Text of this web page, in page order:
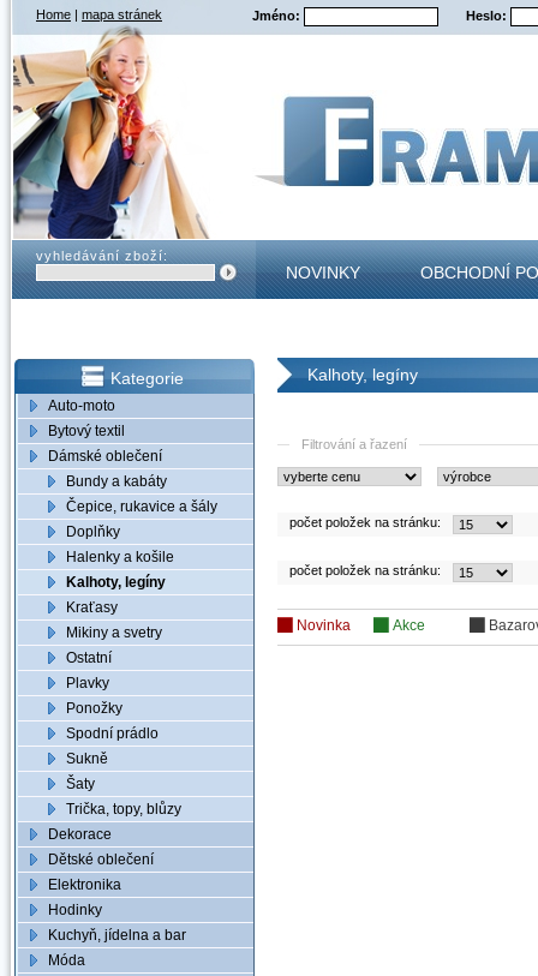
Home | mapa stránek Jméno: Heslo:
vyhledávání zboží:
NOVINKY OBCHODNÍ
Kategorie
Auto-moto
Bytový textil
Dámské oblečení
Bundy a kabáty
Čepice, rukavice a šály
Doplňky
Halenky a košile
Kalhoty, legíny
Kraťasy
Mikiny a svetry
Ostatní
Plavky
Ponožky
Spodní prádlo
Sukně
Šaty
Trička, topy, blůzy
Dekorace
Dětské oblečení
Elektronika
Hodinky
Kuchyň, jídelna a bar
Móda
Kalhoty, legíny
Filtrování a řazení
počet položek na stránku:
počet položek na stránku:
Novinka Akce